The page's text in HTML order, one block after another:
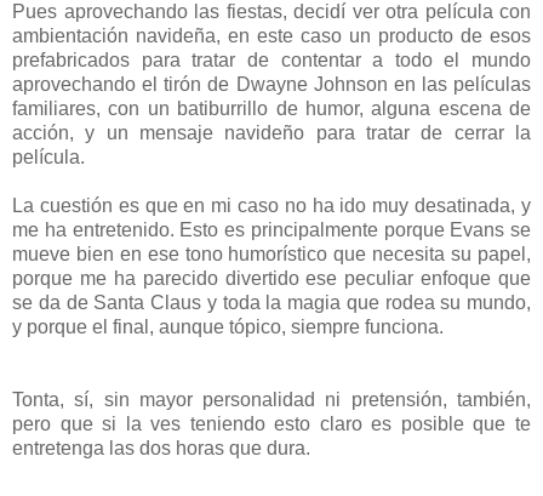
Pues aprovechando las fiestas, decidí ver otra película con
ambientación navideña, en este caso un producto de esos
prefabricados para tratar de contentar a todo el mundo
aprovechando el tirón de Dwayne Johnson en las películas
familiares, con un batiburrillo de humor, alguna escena de
acción, y un mensaje navideño para tratar de cerrar la
película.
La cuestión es que en mi caso no ha ido muy desatinada, y
me ha entretenido. Esto es principalmente porque Evans se
mueve bien en ese tono humorístico que necesita su papel,
porque me ha parecido divertido ese peculiar enfoque que
se da de Santa Claus y toda la magia que rodea su mundo,
y porque el final, aunque tópico, siempre funciona.
Tonta, sí, sin mayor personalidad ni pretensión, también,
pero que si la ves teniendo esto claro es posible que te
entretenga las dos horas que dura.